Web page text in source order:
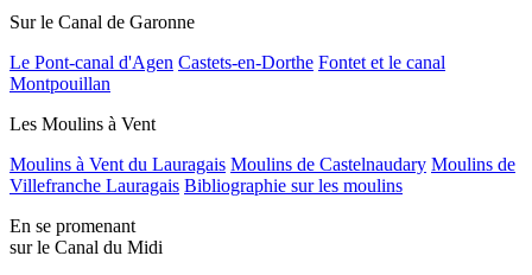
Sur le Canal de Garonne
Le Pont-canal d'Agen Castets-en-Dorthe Fontet et le canal
Montpouillan
Les Moulins à Vent
Moulins à Vent du Lauragais Moulins de Castelnaudary Moulins de
Villefranche Lauragais Bibliographie sur les moulins
En se promenant
sur le Canal du Midi